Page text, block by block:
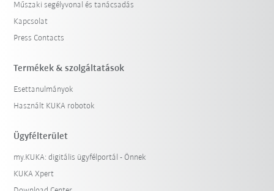
Műszaki segélyvonal és tanácsadás
Kapcsolat
Press Contacts
Termékek & szolgáltatások
Esettanulmányok
Használt KUKA robotok
Ügyfélterület
my.KUKA: digitális ügyfélportál - Önnek
KUKA Xpert